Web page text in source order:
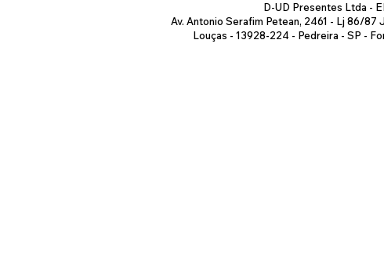
D-UD Presentes Ltda -
Av. Antonio Serafim Petean, 2461 - Lj 86/87
Louças - 13928-224 - Pedreira - SP -